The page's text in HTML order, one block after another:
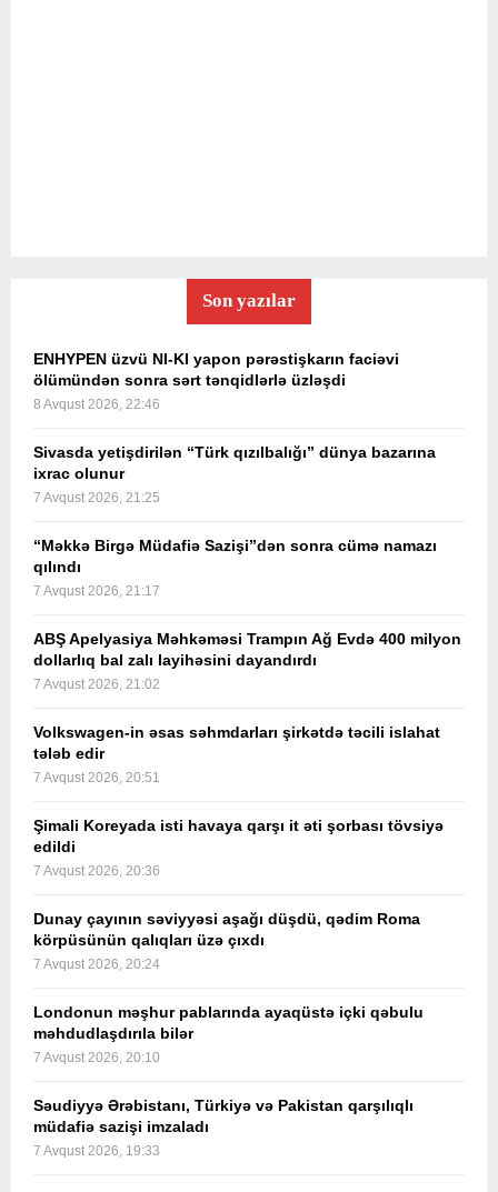
Son yazılar
ENHYPEN üzvü NI-KI yapon pərəstişkarın faciəvi
ölümündən sonra sərt tənqidlərlə üzləşdi
8 Avqust 2026, 22:46
Sivasda yetişdirilən “Türk qızılbalığı” dünya bazarına
ixrac olunur
7 Avqust 2026, 21:25
“Məkkə Birgə Müdafiə Sazişi”dən sonra cümə namazı
qılındı
7 Avqust 2026, 21:17
ABŞ Apelyasiya Məhkəməsi Trampın Ağ Evdə 400 milyon
dollarlıq bal zalı layihəsini dayandırdı
7 Avqust 2026, 21:02
Volkswagen-in əsas səhmdarları şirkətdə təcili islahat
tələb edir
7 Avqust 2026, 20:51
Şimali Koreyada isti havaya qarşı it əti şorbası tövsiyə
edildi
7 Avqust 2026, 20:36
Dunay çayının səviyyəsi aşağı düşdü, qədim Roma
körpüsünün qalıqları üzə çıxdı
7 Avqust 2026, 20:24
Londonun məşhur pablarında ayaqüstə içki qəbulu
məhdudlaşdırıla bilər
7 Avqust 2026, 20:10
Səudiyyə Ərəbistanı, Türkiyə və Pakistan qarşılıqlı
müdafiə sazişi imzaladı
7 Avqust 2026, 19:33